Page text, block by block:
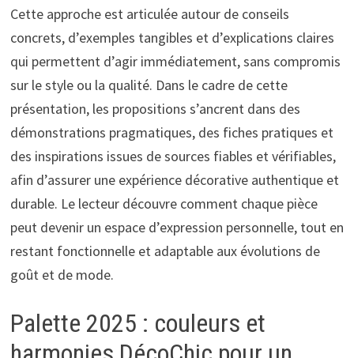
Cette approche est articulée autour de conseils
concrets, d’exemples tangibles et d’explications claires
qui permettent d’agir immédiatement, sans compromis
sur le style ou la qualité. Dans le cadre de cette
présentation, les propositions s’ancrent dans des
démonstrations pragmatiques, des fiches pratiques et
des inspirations issues de sources fiables et vérifiables,
afin d’assurer une expérience décorative authentique et
durable. Le lecteur découvre comment chaque pièce
peut devenir un espace d’expression personnelle, tout en
restant fonctionnelle et adaptable aux évolutions de
goût et de mode.
Palette 2025 : couleurs et